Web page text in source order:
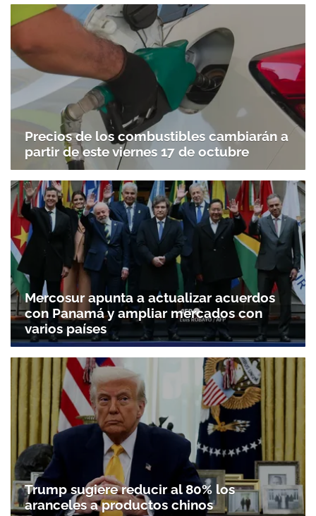
Precios de los combustibles cambiarán a
partir de este viernes 17 de octubre
Mercosur apunta a actualizar acuerdos
con Panamá y ampliar mercados con
varios países
Trump sugiere reducir al 80% los
aranceles a productos chinos